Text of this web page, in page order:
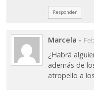
Responder
Marcela -
¿Habrá
además de
atropello a